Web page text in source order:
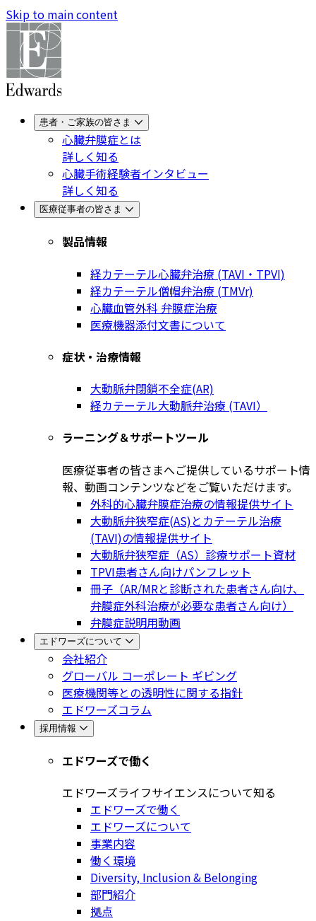
Skip to main content
患者・ご家族の皆さま
心臓弁膜症とは
詳しく知る
心臓手術経験者インタビュー
詳しく知る
医療従事者の皆さま
製品情報
経カテーテル心臓弁治療 (TAVI・TPVI)
経カテーテル僧帽弁治療 (TMVr)
心臓血管外科 弁膜症治療
医療機器添付文書について
症状・治療情報
大動脈弁閉鎖不全症(AR)
経カテーテル大動脈弁治療 (TAVI）
ラーニング＆サポートツール
医療従事者の皆さまへご提供しているサポート情
報、動画コンテンツなどをご覧いただけます。
外科的心臓弁膜症治療の情報提供サイト
大動脈弁狭窄症(AS)とカテーテル治療
(TAVI)の情報提供サイト
大動脈弁狭窄症（AS）診療サポート資材
TPVI患者さん向けパンフレット
冊子（AR/MRと診断された患者さん向け、
弁膜症外科治療が必要な患者さん向け）
弁膜症説明用動画
エドワーズについて
会社紹介
グローバル コーポレート ギビング
医療機関等との透明性に関する指針
エドワーズコラム
採用情報
エドワーズで働く
エドワーズライフサイエンスについて知る
エドワーズで働く
エドワーズについて
事業内容
働く環境
Diversity, Inclusion & Belonging
部門紹介
拠点